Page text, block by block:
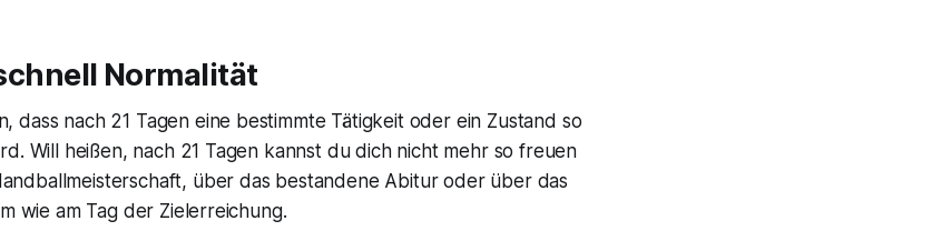
Normalität
dass nach 21 Tagen eine bestimmte Tätigkeit oder ein Zustand so
Will heißen, nach 21 Tagen kannst du dich nicht mehr so freuen
über das bestandene Abitur oder über das
wie am Tag der Zielerreichung.